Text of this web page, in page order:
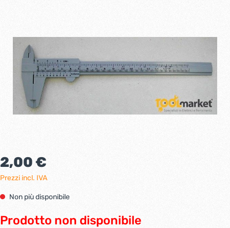
2,00 €
Prezzi incl. IVA
Non più disponibile
Prodotto non disponibile